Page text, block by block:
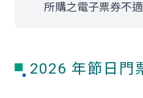
所購之電子票券不
2026 年節日門